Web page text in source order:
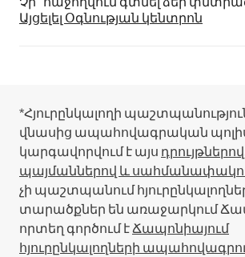
Այցելել Օգնության կենտրոն
*Հյուրընկալողի
վնասից ապահովագրական
կարգավորվում է այս
պայմաններով և
չի պաշտպանում
տարածքներ են առաջարկում
որտեղ գործում էՃապոնիայում
հյուրընկալողների